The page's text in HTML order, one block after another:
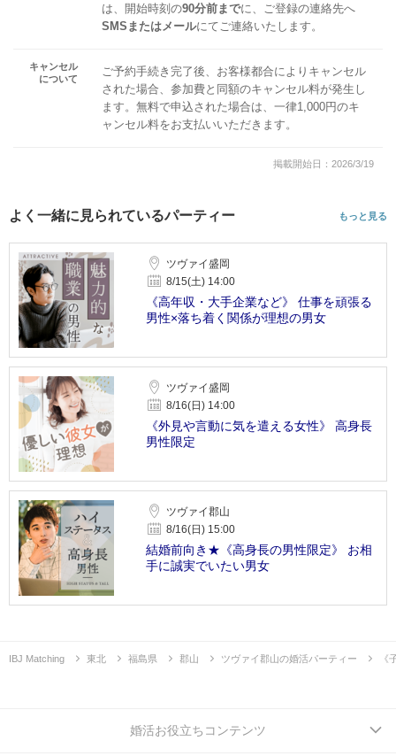
は、開始時刻の90分前までに、ご登録の連絡先へ
SMSまたはメールにてご連絡いたします。
キャンセル
について
ご予約手続き完了後、お客様都合によりキャンセル
された場合、参加費と同額のキャンセル料が発生し
ます。無料で申込された場合は、一律1,000円のキ
ャンセル料をお支払いいただきます。
掲載開始日：2026/3/19
よく一緒に見られているパーティー もっと見る
ツヴァイ盛岡
8/15(土) 14:00
《高年収・大手企業など》 仕事を頑張る
男性×落ち着く関係が理想の男女
ツヴァイ盛岡
8/16(日) 14:00
《外見や言動に気を遣える女性》 高身長
男性限定
ツヴァイ郡山
8/16(日) 15:00
結婚前向き★《高身長の男性限定》 お相
手に誠実でいたい男女
IBJ Matching 東北 福島県 郡山 ツヴァイ郡山の婚活パーティー 《
婚活お役立ちコンテンツ